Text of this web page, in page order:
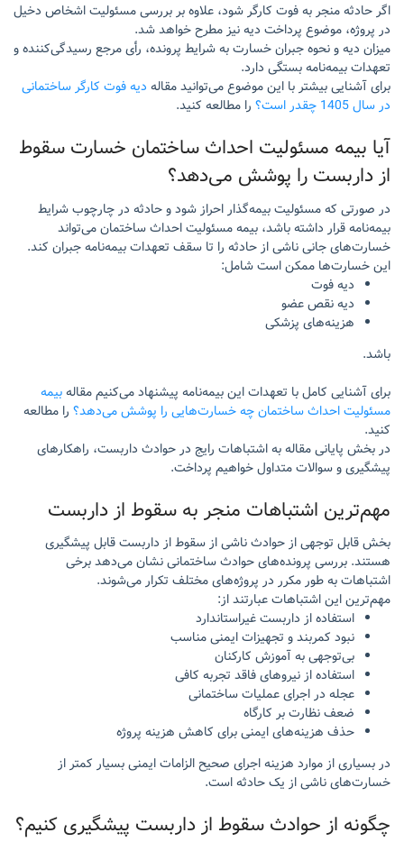
اگر حادثه منجر به فوت کارگر شود، علاوه بر بررسی مسئولیت اشخاص دخیل
در پروژه، موضوع پرداخت دیه نیز مطرح خواهد شد.
میزان دیه و نحوه جبران خسارت به شرایط پرونده، رأی مرجع رسیدگی‌کننده و
تعهدات بیمه‌نامه بستگی دارد.
برای آشنایی بیشتر با این موضوع می‌توانید مقاله دیه فوت کارگر ساختمانی
در سال 1405 چقدر است؟
را مطالعه کنید.
آیا بیمه مسئولیت احداث ساختمان خسارت سقوط
از داربست را پوشش می‌دهد؟
در صورتی که مسئولیت بیمه‌گذار احراز شود و حادثه در چارچوب شرایط
بیمه‌نامه قرار داشته باشد، بیمه مسئولیت احداث ساختمان می‌تواند
خسارت‌های جانی ناشی از حادثه را تا سقف تعهدات بیمه‌نامه جبران کند.
این خسارت‌ها ممکن است شامل:
دیه فوت
دیه نقص عضو
هزینه‌های پزشکی
باشد.
برای آشنایی کامل با تعهدات این بیمه‌نامه پیشنهاد می‌کنیم مقالهبیمه
مسئولیت احداث ساختمان چه خسارت‌هایی را پوشش می‌دهد؟ را مطالعه
کنید.
در بخش پایانی مقاله به اشتباهات رایج در حوادث داربست، راهکارهای
پیشگیری و سوالات متداول خواهیم پرداخت.
مهم‌ترین اشتباهات منجر به سقوط از داربست
بخش قابل توجهی از حوادث ناشی از سقوط از داربست قابل پیشگیری
هستند. بررسی پرونده‌های حوادث ساختمانی نشان می‌دهد برخی
اشتباهات به طور مکرر در پروژه‌های مختلف تکرار می‌شوند.
مهم‌ترین این اشتباهات عبارتند از:
استفاده از داربست غیراستاندارد
نبود کمربند و تجهیزات ایمنی مناسب
بی‌توجهی به آموزش کارکنان
استفاده از نیروهای فاقد تجربه کافی
عجله در اجرای عملیات ساختمانی
ضعف نظارت بر کارگاه
حذف هزینه‌های ایمنی برای کاهش هزینه پروژه
در بسیاری از موارد هزینه اجرای صحیح الزامات ایمنی بسیار کمتر از
خسارت‌های ناشی از یک حادثه است.
چگونه از حوادث سقوط از داربست پیشگیری کنیم؟